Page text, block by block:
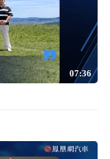
07:36